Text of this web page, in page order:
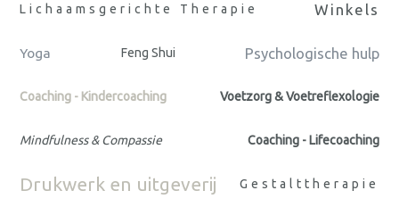
Lichaamsgerichte Therapie Winkels
Yoga Feng Shui Psychologische hulp
Coaching - Kindercoaching Voetzorg & Voetreflexologie
Mindfulness & Compassie Coaching - Lifecoaching
Drukwerk en uitgeverij Gestalttherapie